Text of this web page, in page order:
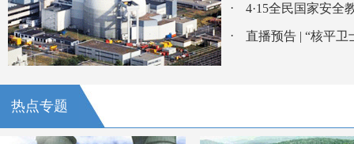
·
4·15全民国家安全
·
直播预告 | “核平
热点专题